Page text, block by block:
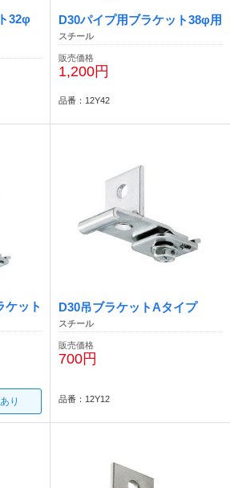
32φ
D30パイプ用ブラケット38φ用
スチール
販売価格
1,200円
品番：12Y42
ケット
り
D30吊ブラケットAタイプ
スチール
販売価格
700円
品番：12Y12